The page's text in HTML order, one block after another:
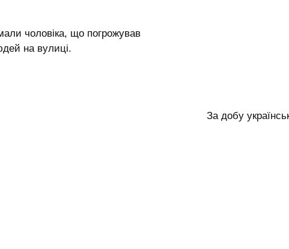
чоловіка, що погрожував
на вулиці.
За добу